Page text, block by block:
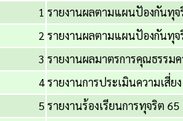
1 รายงานผลตามแผนปัองกันทุจ
2 รายงานผลตามแผนปัองกันทุ
3 รายงานผลมาตรการคุณธรรม
4รายงานการประเมินความเสี่ย
5 รายงานร้องเรียนการทุจริต 65